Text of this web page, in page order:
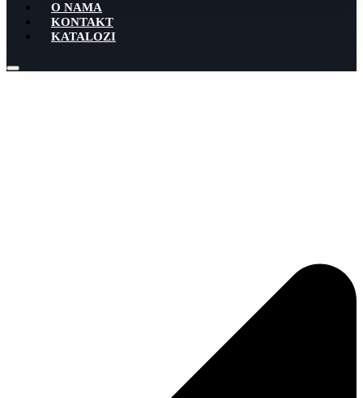
O NAMA
KONTAKT
KATALOZI